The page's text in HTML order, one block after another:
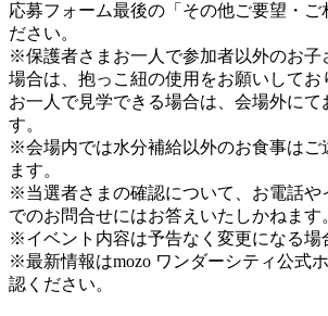
応募フォーム最後の「その他ご要望・ご
ださい。
※保護者さまお一人で参加者以外のお子
場合は、抱っこ紐の使用をお願いしてお
お一人で見学できる場合は、会場外にて
す。
※会場内では水分補給以外のお食事はご
ます。
※当選者さまの確認について、お電話や
でのお問合せにはお答えいたしかねます
※イベント内容は予告なく変更になる場
※最新情報はmozo ワンダーシティ公式
認ください。